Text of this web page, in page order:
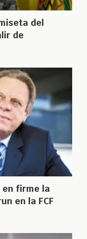
del
de
firme la
en la FCF